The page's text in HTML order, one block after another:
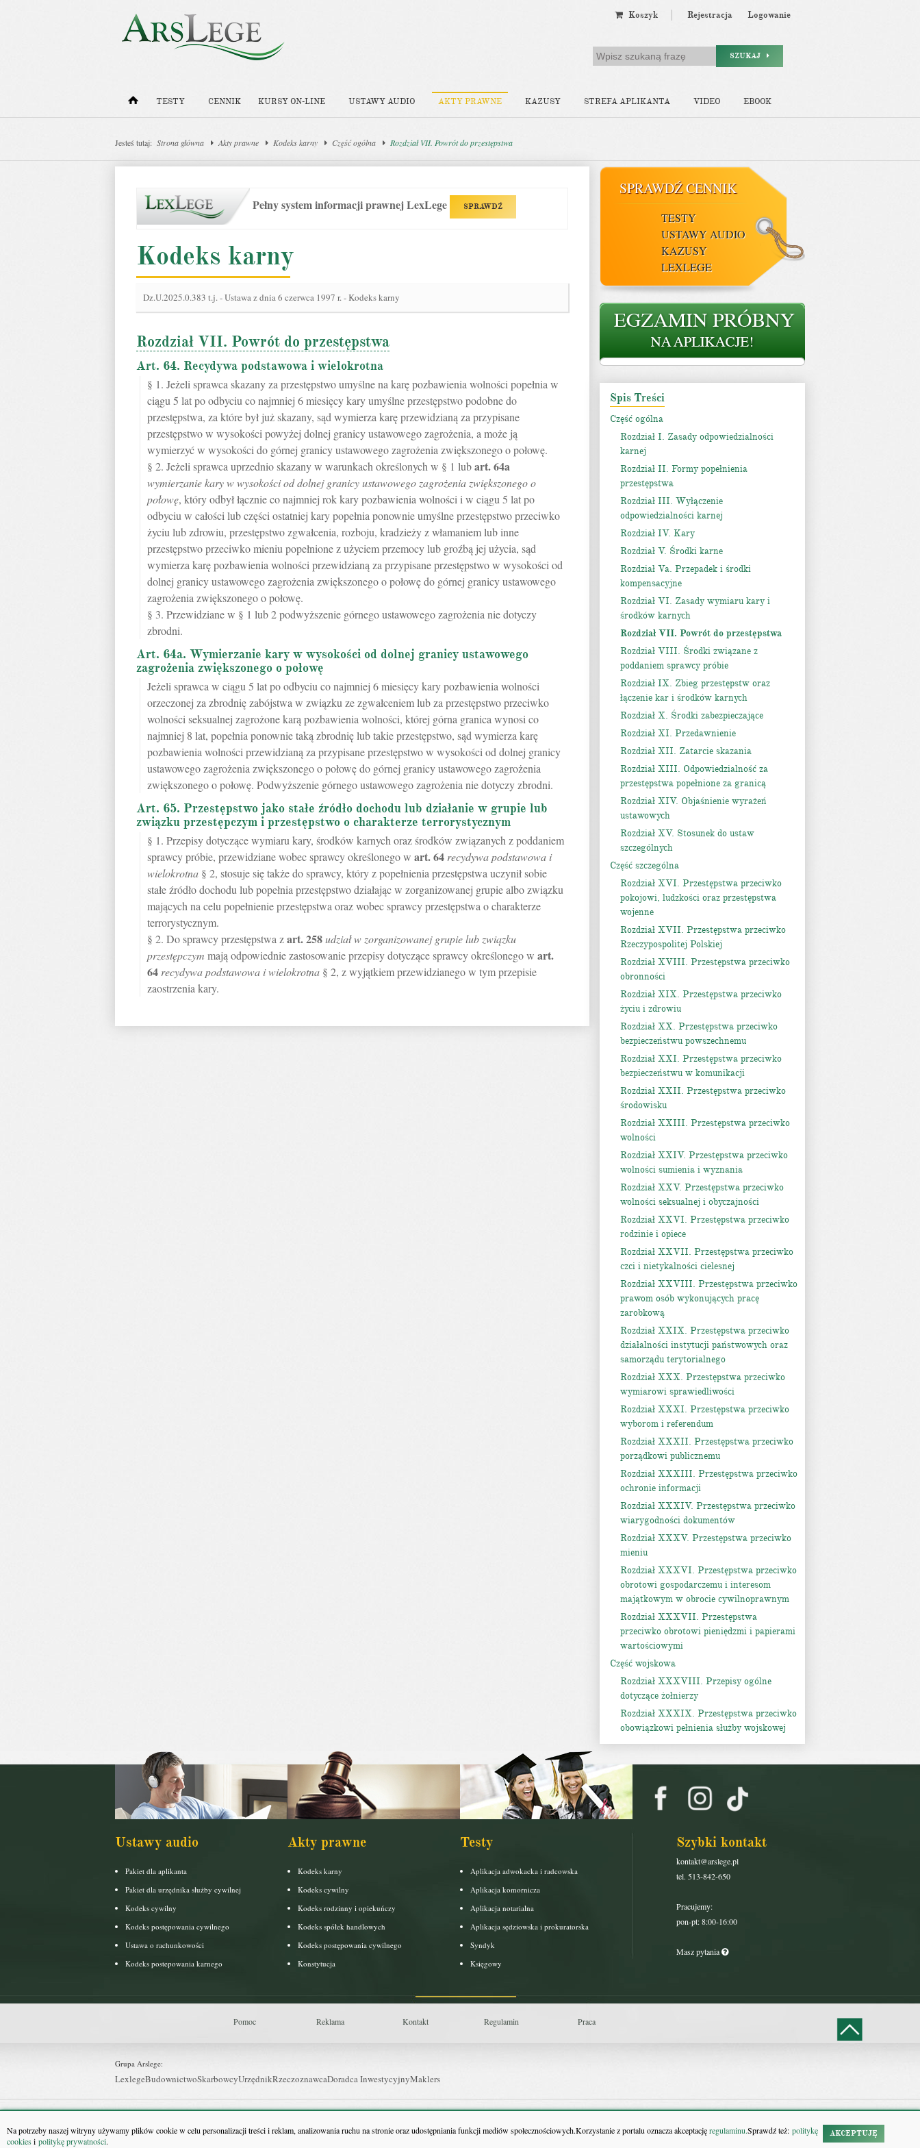
Na potrzeby naszej witryny używamy plików cookie w celu personalizacji treści i reklam, analizowania ruchu na stronie oraz udostępniania funkcji mediów społecznościowych.Korzystanie z portalu oznacza akceptacjęregulaminu.Sprawdź też: politykę
cookiesi politykę prywatności.
AKCEPTUJĘ
Koszyk Rejestracja Logowanie
SZUKAJ
TESTY CENNIK KURSY ON-LINE USTAWY AUDIO AKTY PRAWNE KAZUSY STREFA APLIKANTA VIDEO EBOOK
Jesteś tutaj: Strona główna Akty prawne Kodeks karny Część ogólna Rozdział VII. Powrót do przestępstwa
Pełny system informacji prawnej LexLege SPRAWDŹ
Kodeks karny
Dz.U.2025.0.383 t.j.-Ustawa z dnia 6 czerwca 1997 r. - Kodeks karny
Rozdział VII. Powrót do przestępstwa
Art. 64. Recydywa podstawowa i wielokrotna
§ 1. Jeżeli sprawca skazany za przestępstwo umyślne na karę pozbawienia wolności popełnia w
ciągu 5 lat po odbyciu co najmniej 6 miesięcy kary umyślne przestępstwo podobne do
przestępstwa, za które był już skazany, sąd wymierza karę przewidzianą za przypisane
przestępstwo w wysokości powyżej dolnej granicy ustawowego zagrożenia, a może ją
wymierzyć w wysokości do górnej granicy ustawowego zagrożenia zwiększonego o połowę.
§ 2. Jeżeli sprawca uprzednio skazany w warunkach określonych w § 1 lubart.64a
wymierzanie kary w wysokości od dolnej granicy ustawowego zagrożenia zwiększonego o
połowę, który odbył łącznie co najmniej rok kary pozbawienia wolności i w ciągu 5 lat po
odbyciu w całości lub części ostatniej kary popełnia ponownie umyślne przestępstwo przeciwko
życiu lub zdrowiu, przestępstwo zgwałcenia, rozboju, kradzieży z włamaniem lub inne
przestępstwo przeciwko mieniu popełnione z użyciem przemocy lub groźbą jej użycia, sąd
wymierza karę pozbawienia wolności przewidzianą za przypisane przestępstwo w wysokości od
dolnej granicy ustawowego zagrożenia zwiększonego o połowę do górnej granicy ustawowego
zagrożenia zwiększonego o połowę.
§ 3. Przewidziane w § 1 lub 2 podwyższenie górnego ustawowego zagrożenia nie dotyczy
zbrodni.
Art. 64a. Wymierzanie kary w wysokości od dolnej granicy ustawowego
zagrożenia zwiększonego o połowę
Jeżeli sprawca w ciągu 5 lat po odbyciu co najmniej 6 miesięcy kary pozbawienia wolności
orzeczonej za zbrodnię zabójstwa w związku ze zgwałceniem lub za przestępstwo przeciwko
wolności seksualnej zagrożone karą pozbawienia wolności, której górna granica wynosi co
najmniej 8 lat, popełnia ponownie taką zbrodnię lub takie przestępstwo, sąd wymierza karę
pozbawienia wolności przewidzianą za przypisane przestępstwo w wysokości od dolnej granicy
ustawowego zagrożenia zwiększonego o połowę do górnej granicy ustawowego zagrożenia
zwiększonego o połowę. Podwyższenie górnego ustawowego zagrożenia nie dotyczy zbrodni.
Art. 65. Przestępstwo jako stałe źródło dochodu lub działanie w grupie lub
związku przestępczym i przestępstwo o charakterze terrorystycznym
§ 1. Przepisy dotyczące wymiaru kary, środków karnych oraz środków związanych z poddaniem
sprawcy próbie, przewidziane wobec sprawcy określonego w art.64 recydywa podstawowa i
wielokrotna § 2, stosuje się także do sprawcy, który z popełnienia przestępstwa uczynił sobie
stałe źródło dochodu lub popełnia przestępstwo działając w zorganizowanej grupie albo związku
mających na celu popełnienie przestępstwa oraz wobec sprawcy przestępstwa o charakterze
terrorystycznym.
§ 2. Do sprawcy przestępstwa zart.258udział w zorganizowanej grupie lub związku
przestępczym mają odpowiednie zastosowanie przepisy dotyczące sprawcy określonego w art.
64 recydywa podstawowa i wielokrotna § 2, z wyjątkiem przewidzianego w tym przepisie
zaostrzenia kary.
SPRAWDŹ CENNIK
TESTY
USTAWY AUDIO
KAZUSY
LEXLEGE
Spis Treści
Część ogólna
Rozdział I. Zasady odpowiedzialności
karnej
Rozdział II. Formy popełnienia
przestępstwa
Rozdział III. Wyłączenie
odpowiedzialności karnej
Rozdział IV. Kary
Rozdział V. Środki karne
Rozdział Va. Przepadek i środki
kompensacyjne
Rozdział VI. Zasady wymiaru kary i
środków karnych
Rozdział VII. Powrót do przestępstwa
Rozdział VIII. Środki związane z
poddaniem sprawcy próbie
Rozdział IX. Zbieg przestępstw oraz
łączenie kar i środków karnych
Rozdział X. Środki zabezpieczające
Rozdział XI. Przedawnienie
Rozdział XII. Zatarcie skazania
Rozdział XIII. Odpowiedzialność za
przestępstwa popełnione za granicą
Rozdział XIV. Objaśnienie wyrażeń
ustawowych
Rozdział XV. Stosunek do ustaw
szczególnych
Część szczególna
Rozdział XVI. Przestępstwa przeciwko
pokojowi, ludzkości oraz przestępstwa
wojenne
Rozdział XVII. Przestępstwa przeciwko
Rzeczypospolitej Polskiej
Rozdział XVIII. Przestępstwa przeciwko
obronności
Rozdział XIX. Przestępstwa przeciwko
życiu i zdrowiu
Rozdział XX. Przestępstwa przeciwko
bezpieczeństwu powszechnemu
Rozdział XXI. Przestępstwa przeciwko
bezpieczeństwu w komunikacji
Rozdział XXII. Przestępstwa przeciwko
środowisku
Rozdział XXIII. Przestępstwa przeciwko
wolności
Rozdział XXIV. Przestępstwa przeciwko
wolności sumienia i wyznania
Rozdział XXV. Przestępstwa przeciwko
wolności seksualnej i obyczajności
Rozdział XXVI. Przestępstwa przeciwko
rodzinie i opiece
Rozdział XXVII. Przestępstwa przeciwko
czci i nietykalności cielesnej
Rozdział XXVIII. Przestępstwa przeciwko
prawom osób wykonujących pracę
zarobkową
Rozdział XXIX. Przestępstwa przeciwko
działalności instytucji państwowych oraz
samorządu terytorialnego
Rozdział XXX. Przestępstwa przeciwko
wymiarowi sprawiedliwości
Rozdział XXXI. Przestępstwa przeciwko
wyborom i referendum
Rozdział XXXII. Przestępstwa przeciwko
porządkowi publicznemu
Rozdział XXXIII. Przestępstwa przeciwko
ochronie informacji
Rozdział XXXIV. Przestępstwa przeciwko
wiarygodności dokumentów
Rozdział XXXV. Przestępstwa przeciwko
mieniu
Rozdział XXXVI. Przestępstwa przeciwko
obrotowi gospodarczemu i interesom
majątkowym w obrocie cywilnoprawnym
Rozdział XXXVII. Przestępstwa
przeciwko obrotowi pieniędzmi i papierami
wartościowymi
Część wojskowa
Rozdział XXXVIII. Przepisy ogólne
dotyczące żołnierzy
Rozdział XXXIX. Przestępstwa przeciwko
obowiązkowi pełnienia służby wojskowej
Ustawy audio
Pakiet dla aplikanta
Pakiet dla urzędnika służby cywilnej
Kodeks cywilny
Kodeks postępowania cywilnego
Ustawa o rachunkowości
Kodeks postepowania karnego
Akty prawne
Kodeks karny
Kodeks cywilny
Kodeks rodzinny i opiekuńczy
Kodeks spółek handlowych
Kodeks postępowania cywilnego
Konstytucja
Testy
Aplikacja adwokacka i radcowska
Aplikacja komornicza
Aplikacja notarialna
Aplikacja sędziowska i prokuratorska
Syndyk
Księgowy
Szybki kontakt
kontakt@arslege.pl
tel. 513-842-650
Pracujemy:
pon-pt: 8:00-16:00
Masz pytania
Pomoc Reklama Kontakt Regulamin Praca
Grupa Arslege:
LexlegeBudownictwoSkarbowcyUrzędnikRzeczoznawcaDoradca InwestycyjnyMaklers
Grupa Bonnier:
Puls BiznesuBankierPuls MedycynyMonitor FirmPuls FarmacjiPit.pl